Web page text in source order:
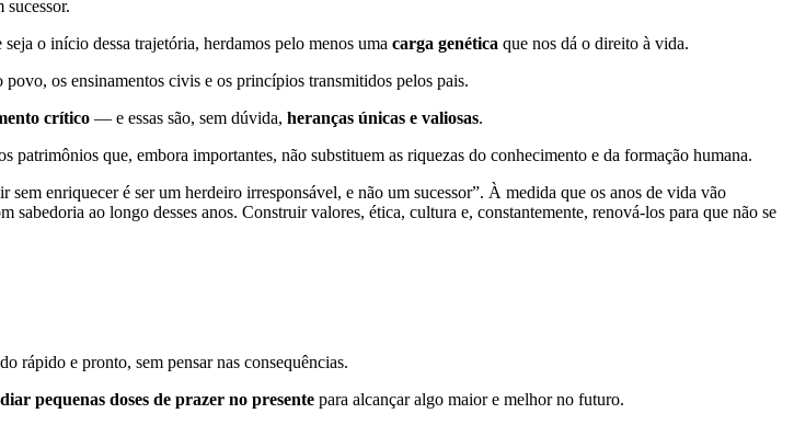
o início dessa trajetória, herdamos pelo menos uma carga genética que nos dá o direito à vida.
povo, os ensinamentos civis e os princípios transmitidos pelos pais.
crítico — e essas são, sem dúvida, heranças únicas e valiosas.
patrimônios que, embora importantes, não substituem as riquezas do conhecimento e da formação humana.
enriquecer é ser um herdeiro irresponsável, e não um sucessor”. À medida que os anos de vida vão
ao longo desses anos. Construir valores, ética, cultura e, constantemente, renová-los para que não se
rápido e pronto, sem pensar nas consequências.
pequenas doses de prazer no presente para alcançar algo maior e melhor no futuro.